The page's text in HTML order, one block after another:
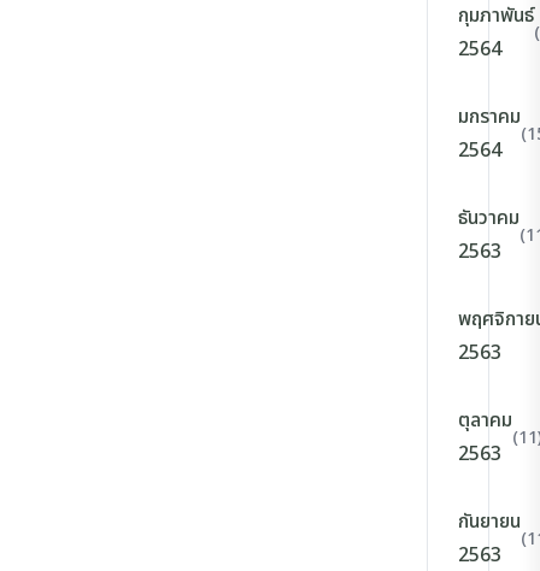
กุมภาพันธ์
2564
มกราคม
2564
ธันวาคม
2563
พฤศจิกาย
2563
ตุลาคม
2563
กันยายน
2563